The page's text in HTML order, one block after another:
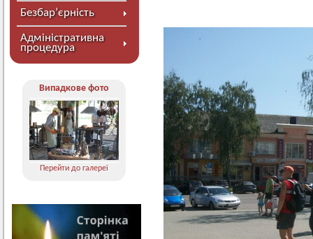
Безбар’єрність
Адміністративна
процедура
Випадкове фото
Перейти до галереї